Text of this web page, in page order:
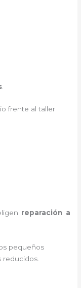
.
frente al taller
reparación a
pequeños
reducidos.